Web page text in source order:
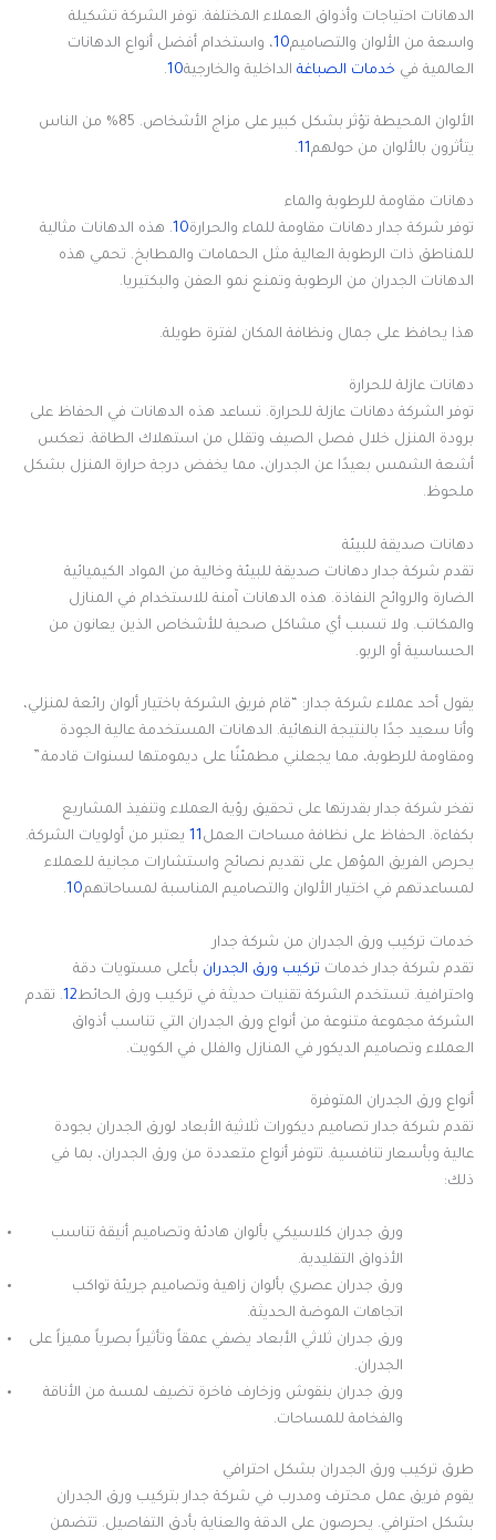
الدهانات احتياجات وأذواق العملاء المختلفة. توفر الشركة تشكيلة
واسعة من الألوان والتصاميم10 ، واستخدام أفضل أنواع الدهانات
العالمية في خدمات الصباغة الداخلية والخارجية10
.
الألوان المحيطة تؤثر بشكل كبير على مزاج الأشخاص. 85% من الناس
يتأثرون بالألوان من حولهم11
.
دهانات مقاومة للرطوبة والماء
توفر شركة جدار دهانات مقاومة للماء والحرارة10. هذه الدهانات مثالية
للمناطق ذات الرطوبة العالية مثل الحمامات والمطابخ. تحمي هذه
الدهانات الجدران من الرطوبة وتمنع نمو العفن والبكتيريا.
هذا يحافظ على جمال ونظافة المكان لفترة طويلة.
دهانات عازلة للحرارة
توفر الشركة دهانات عازلة للحرارة. تساعد هذه الدهانات في الحفاظ على
برودة المنزل خلال فصل الصيف وتقلل من استهلاك الطاقة. تعكس
أشعة الشمس بعيدًا عن الجدران، مما يخفض درجة حرارة المنزل بشكل
ملحوظ.
دهانات صديقة للبيئة
تقدم شركة جدار دهانات صديقة للبيئة وخالية من المواد الكيميائية
الضارة والروائح النفاذة. هذه الدهانات آمنة للاستخدام في المنازل
والمكاتب. ولا تسبب أي مشاكل صحية للأشخاص الذين يعانون من
الحساسية أو الربو.
يقول أحد عملاء شركة جدار: “قام فريق الشركة باختيار ألوان رائعة لمنزلي،
وأنا سعيد جدًا بالنتيجة النهائية. الدهانات المستخدمة عالية الجودة
ومقاومة للرطوبة، مما يجعلني مطمئنًا على ديمومتها لسنوات قادمة.”
تفخر شركة جدار بقدرتها على تحقيق رؤية العملاء وتنفيذ المشاريع
بكفاءة. الحفاظ على نظافة مساحات العمل 11 يعتبر من أولويات الشركة.
يحرص الفريق المؤهل على تقديم نصائح واستشارات مجانية للعملاء
لمساعدتهم في اختيار الألوان والتصاميم المناسبة لمساحاتهم10
.
خدمات تركيب ورق الجدران من شركة جدار
تقدم شركة جدار خدمات تركيب ورق الجدران بأعلى مستويات دقة
واحترافية. تستخدم الشركة تقنيات حديثة في تركيب ورق الحائط12. تقدم
الشركة مجموعة متنوعة من أنواع ورق الجدران التي تناسب أذواق
العملاء وتصاميم الديكور في المنازل والفلل في الكويت.
أنواع ورق الجدران المتوفرة
تقدم شركة جدار تصاميم ديكورات ثلاثية الأبعاد لورق الجدران بجودة
عالية وبأسعار تنافسية. تتوفر أنواع متعددة من ورق الجدران، بما في
ذلك:
ورق جدران كلاسيكي بألوان هادئة وتصاميم أنيقة تناسب
الأذواق التقليدية.
ورق جدران عصري بألوان زاهية وتصاميم جريئة تواكب
اتجاهات الموضة الحديثة.
ورق جدران ثلاثي الأبعاد يضفي عمقاً وتأثيراً بصرياً مميزاً على
الجدران.
ورق جدران بنقوش وزخارف فاخرة تضيف لمسة من الأناقة
والفخامة للمساحات.
طرق تركيب ورق الجدران بشكل احترافي
يقوم فريق عمل محترف ومدرب في شركة جدار بتركيب ورق الجدران
بشكل احترافي. يحرصون على الدقة والعناية بأدق التفاصيل. تتضمن